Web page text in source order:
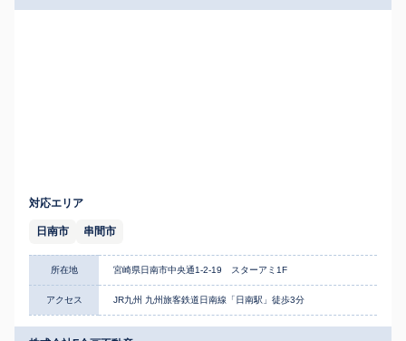
対応エリア
日南市 串間市
所在地 宮崎県日南市中央通1-2-19 スターアミ1F
アクセス JR九州 九州旅客鉄道日南線「日南駅」徒歩3分